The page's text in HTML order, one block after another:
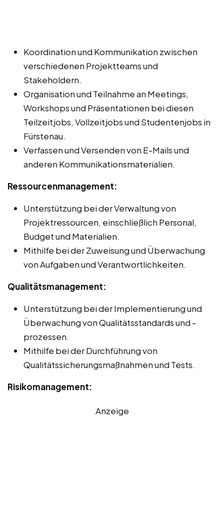
Koordination und Kommunikation zwischen
verschiedenen Projektteams und
Stakeholdern.
Organisation und Teilnahme an Meetings,
Workshops und Präsentationen bei diesen
Teilzeitjobs, Vollzeitjobs und Studentenjobs in
Fürstenau.
Verfassen und Versenden von E-Mails und
anderen Kommunikationsmaterialien.
Ressourcenmanagement:
Unterstützung bei der Verwaltung von
Projektressourcen, einschließlich Personal,
Budget und Materialien.
Mithilfe bei der Zuweisung und Überwachung
von Aufgaben und Verantwortlichkeiten.
Qualitätsmanagement:
Unterstützung bei der Implementierung und
Überwachung von Qualitätsstandards und -
prozessen.
Mithilfe bei der Durchführung von
Qualitätssicherungsmaßnahmen und Tests.
Risikomanagement:
Anzeige